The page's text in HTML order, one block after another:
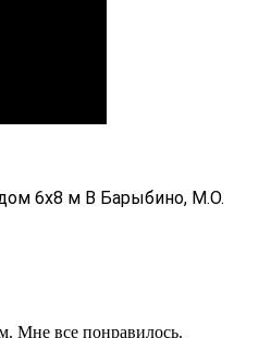
6х8 м В Барыбино, М.О.
Мне все понравилось.